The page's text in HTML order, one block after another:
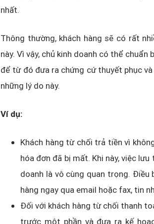
nhất.
Thông thường, khách hàng sẽ có rất
này. Vì vậy, chủ kinh doanh có thể
để từ đó đưa ra chứng cứ thuyết phục
những lý do này.
Ví dụ:
Khách hàng từ chối trả tiền vì
hóa đơn đã bị mất. Khi này, việc
doanh là vô cùng quan trọng. Điều
hàng ngay qua email hoặc fax, tin
Đối với khách hàng từ chối thanh
trước một phần và đưa ra kế